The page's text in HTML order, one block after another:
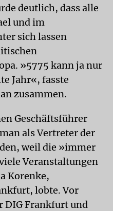
deutlich, dass alle
und im
sich lassen
»5775 kann ja nur
Jahr«, fasste
zusammen.
Geschäftsführer
als Vertreter der
weil die »immer
Veranstaltungen
Korenke,
lobte. Vor
DIG Frankfurt und